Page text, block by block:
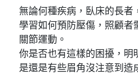
無論何種疾病，臥床的長者
學習如何預防壓傷，照顧者
關節運動。
你是否也有這樣的困擾，明
是還是有些眉角沒注意到